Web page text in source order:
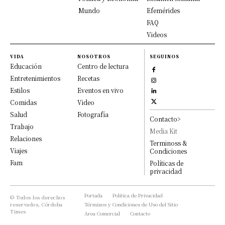
Mundo
Efemérides
FAQ
Videos
VIDA
Educación
Entretenimientos
Estilos
Comidas
Salud
Trabajo
Relaciones
Viajes
Fam
NOSOTROS
Centro de lectura
Recetas
Eventos en vivo
Video
Fotografía
SEGUINOS
Contacto>
Media Kit
Terminoss &
Condiciones
Políticas de
privacidad
© Todos los derechos
reservados, Córdoba
Times
Portada
Política de Privacidad
Términos y Condiciones de Uso del Sitio
Area Comercial
Contacto